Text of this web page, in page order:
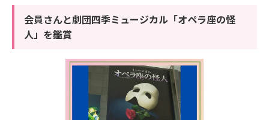
会員さんと劇団四季ミュージカル「オペラ座の怪
人」を鑑賞